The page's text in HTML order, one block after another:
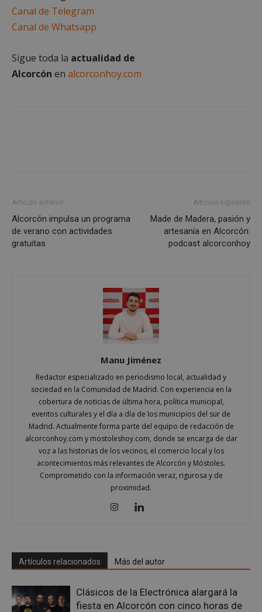
Canal de Telegram
Canal de Whatsapp
Sigue toda la actualidad de
Alcorcón en alcorconhoy.com
Artículo anterior
Alcorcón impulsa un programa
de verano con actividades
gratuitas
Artículo siguiente
Made de Madera, pasión y
artesanía en Alcorcón:
podcast alcorconhoy
Manu Jiménez
Redactor especializado en periodismo local, actualidad y
sociedad en la Comunidad de Madrid. Con experiencia en la
cobertura de noticias de última hora, política municipal,
eventos culturales y el día a día de los municipios del sur de
Madrid. Actualmente forma parte del equipo de redacción de
alcorconhoy.com y mostoleshoy.com, donde se encarga de dar
voz a las historias de los vecinos, el comercio local y los
acontecimientos más relevantes de Alcorcón y Móstoles.
Comprometido con la información veraz, rigurosa y de
proximidad.
Artículos relacionados Más del autor
Clásicos de la Electrónica alargará la
fiesta en Alcorcón con cinco horas de
AWSALBCORS
Inc.
1 semana
Spotify Inc.
.spotify.com
23 horas 59
minutos